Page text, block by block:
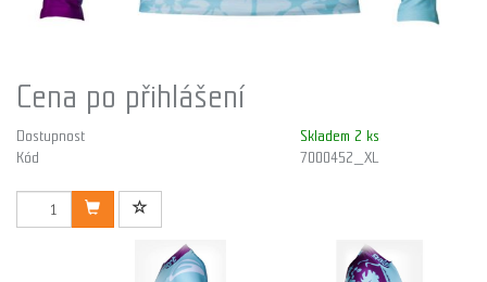
Cena po přihlášení
Dostupnost
Skladem 2 ks
Kód
7000452_XL